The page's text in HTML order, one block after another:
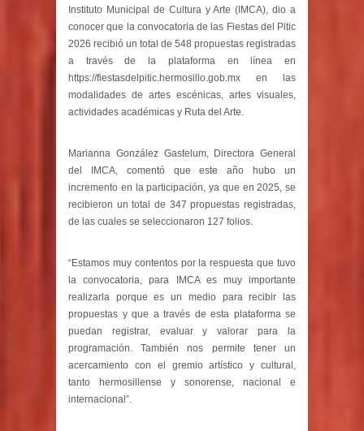
Instituto Municipal de Cultura y Arte (IMCA), dio a
conocer que la convocatoria de las Fiestas del Pitic
2026 recibió un total de 548 propuestas registradas
a través de la plataforma en línea en
https://fiestasdelpitic.hermosillo.gob.mx en las
modalidades de artes escénicas, artes visuales,
actividades académicas y Ruta del Arte.
Marianna González Gastelum, Directora General
del IMCA, comentó que este año hubo un
incremento en la participación, ya que en 2025, se
recibieron un total de 347 propuestas registradas,
de las cuales se seleccionaron 127 folios.
“Estamos muy contentos por la respuesta que tuvo
la convocatoria, para IMCA es muy importante
realizarla porque es un medio para recibir las
propuestas y que a través de esta plataforma se
puedan registrar, evaluar y valorar para la
programación. También nos permite tener un
acercamiento con el gremio artístico y cultural,
tanto hermosillense y sonorense, nacional e
internacional”.